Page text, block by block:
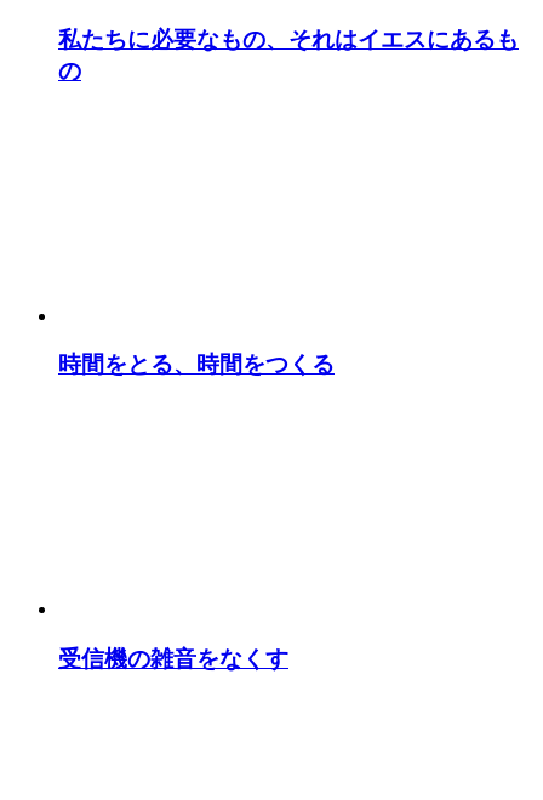
私たちに必要なもの、それはイエスにあるも
の
時間をとる、時間をつくる
受信機の雑音をなくす